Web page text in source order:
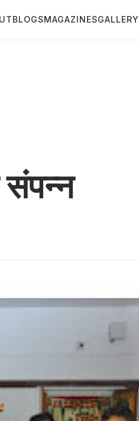
BLOGSMAGAZINESGALLERY
संपन्न